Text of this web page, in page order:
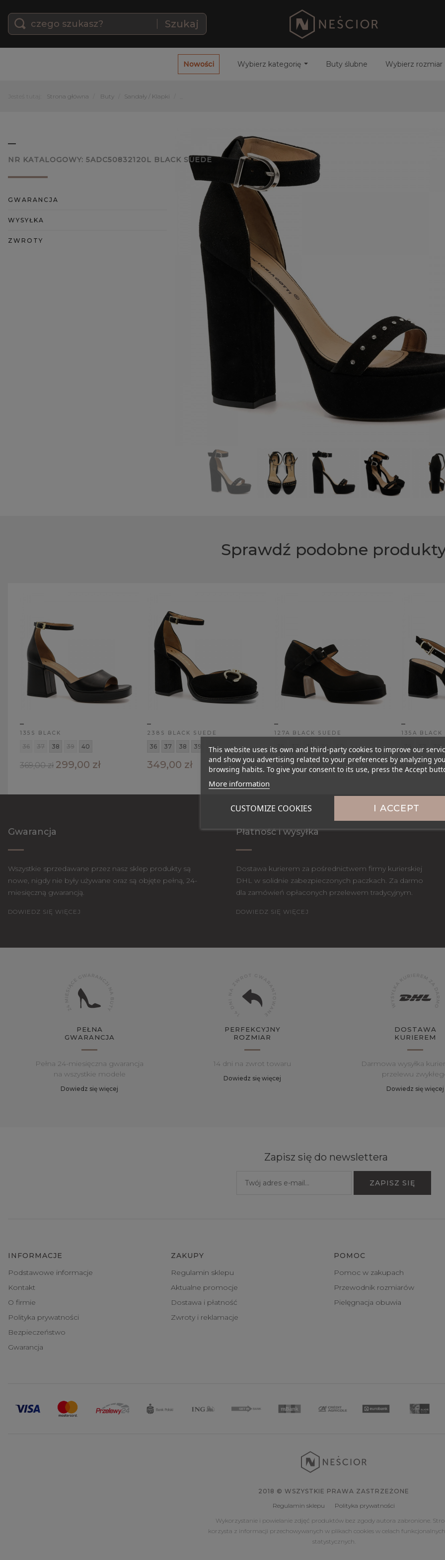
Szukaj
Nowości Wybierz kategorię Buty ślubne Wybierz rozmiar
Jesteś tutaj: Strona główna Buty Sandały / Klapki
NR KATALOGOWY: 5ADC50832120L BLACK SUEDE
GWARANCJA
WYSYŁKA
ZWROTY
Sprawdź podobne
135S BLACK
36 37 38 39 40
369,00 zł 299,00 zł
238S BLACK SUEDE
36 37 38 39 40
349,00 zł
127A BLACK SUEDE
36 37 38 39 40 41
359,00 zł
135A BLACK
36 37 38
349,00 zł
Gwarancja
Wszystkie sprzedawane przez nasz sklep produkty są
nowe, nigdy nie były używane oraz są objęte pełną, 24-
miesięczną gwarancją.
DOWIEDZ SIĘ WIĘCEJ
Płatność i wysyłka
Dostawa kurierem za pośrednictwem firmy kurierskiej
DHL w solidnie zabezpieczonych paczkach. Za darmo
dla zamówień opłaconych przelewem tradycyjnym.
DOWIEDZ SIĘ WIĘCEJ
PEŁNA
GWARANCJA
Pełna 24-miesięczna gwarancja
na wszystkie modele
Dowiedz się więcej
PERFEKCYJNY
ROZMIAR
14 dni na zwrot towaru
Dowiedz się więcej
DOSTAWA
KURIEREM
Darmowa wysyłka
przelewu
Dowiedz się więcej
Zapisz się do newslettera
INFORMACJE
Podstawowe informacje
Kontakt
O firmie
Polityka prywatności
Bezpieczeństwo
Gwarancja
ZAKUPY
Regulamin sklepu
Aktualne promocje
Dostawa i płatność
Zwroty i reklamacje
POMOC
Pomoc w zakupach
Przewodnik rozmiarów
Pielęgnacja obuwia
2018 © WSZYSTKIE PRAWA ZASTRZEŻONE
Regulamin sklepu
Polityka prywatności
Wykorzystanie i powielanie zdjęć produktów bez zgody autora zabronione.
korzysta z informacji przechowywanych w plikach cookies w celach
statystycznych.
This website uses its own and third-party cookies to improve our
and show you advertising related to your preferences by analyzing
browsing habits. To give your consent to its use, press the Accept
More information
CUSTOMIZE COOKIES I ACCEPT